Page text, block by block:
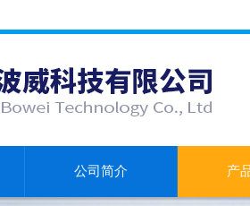
公司简介 产